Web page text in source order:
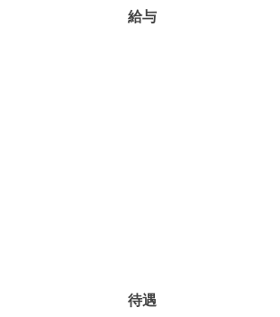
給与
待遇